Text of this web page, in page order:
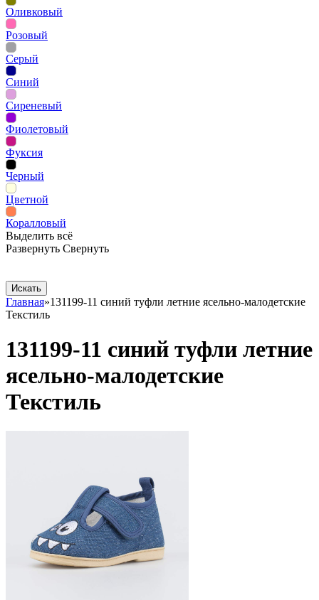
Оливковый
Розовый
Серый
Синий
Сиреневый
Фиолетовый
Фуксия
Черный
Цветной
Коралловый
Выделить всё
Развернуть Свернуть
Главная»131199-11 синий туфли летние ясельно-малодетские
Текстиль
131199-11 синий туфли летние
ясельно-малодетские
Текстиль